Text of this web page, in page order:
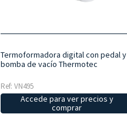
Termoformadora digital con pedal y
bomba de vacío Thermotec
Ref: VN495
Accede para ver precios y
comprar